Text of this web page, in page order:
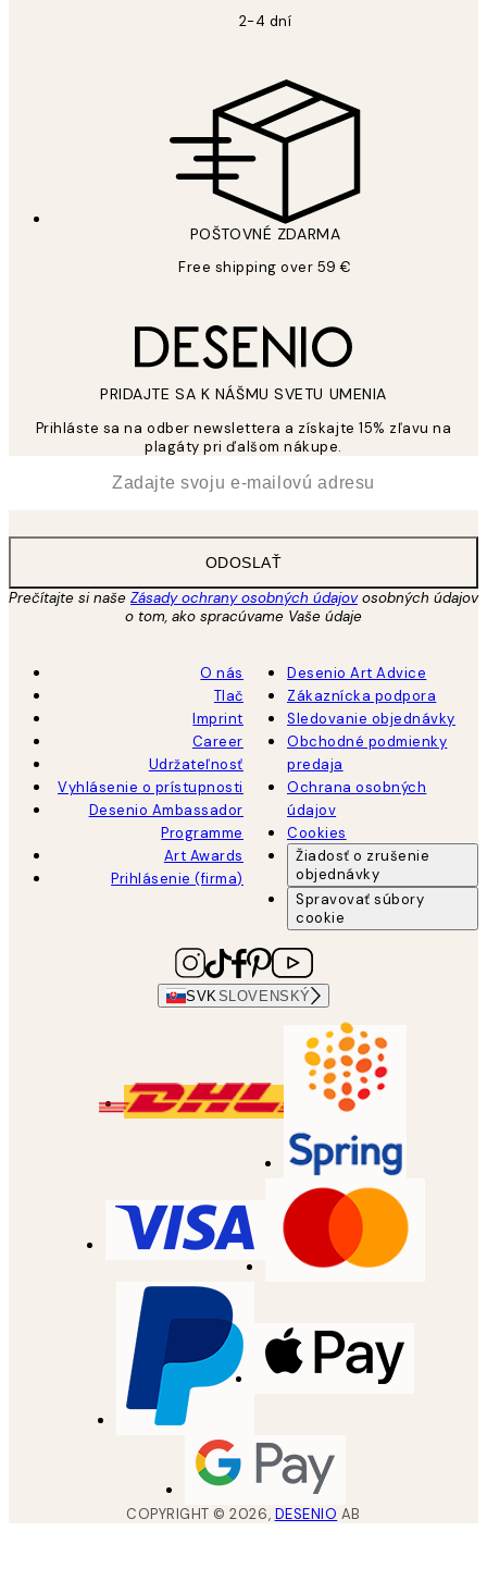
2-4 dní
POŠTOVNÉ ZDARMA
Free shipping over 59 €
PRIDAJTE SA K NÁŠMU SVETU UMENIA
Prihláste sa na odber newslettera a získajte 15% zľavu na
plagáty pri ďalšom nákupe.
ODOSLAŤ
Prečítajte si naše Zásady ochrany osobných údajovosobných údajov
o tom, ako spracúvame Vaše údaje
O nás
Tlač
Imprint
Career
Udržateľnosť
Vyhlásenie o prístupnosti
Desenio Ambassador
Programme
Art Awards
Prihlásenie (firma)
Desenio Art Advice
Zákaznícka podpora
Sledovanie objednávky
Obchodné podmienky
predaja
Ochrana osobných
údajov
Cookies
Žiadosť o zrušenie
objednávky
Spravovať súbory
cookie
SVK SLOVENSKÝ
COPYRIGHT ©2026, DESENIO AB